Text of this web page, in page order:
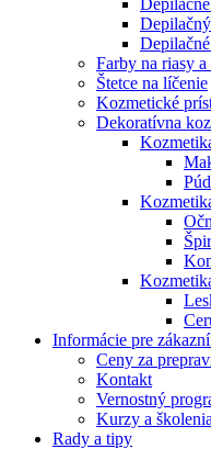
Farby na riasy a
Štetce na líčenie
Kozmetické
Dekoratívna
Informácie pre
Ceny za
Kontakt
Vernostný
Kurzy a školenia
Rady a tipy